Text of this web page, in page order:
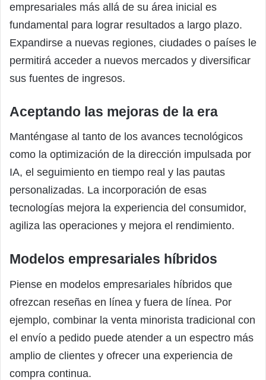
empresariales más allá de su área inicial es
fundamental para lograr resultados a largo plazo.
Expandirse a nuevas regiones, ciudades o países le
permitirá acceder a nuevos mercados y diversificar
sus fuentes de ingresos.
Aceptando las mejoras de la era
Manténgase al tanto de los avances tecnológicos
como la optimización de la dirección impulsada por
IA, el seguimiento en tiempo real y las pautas
personalizadas. La incorporación de esas
tecnologías mejora la experiencia del consumidor,
agiliza las operaciones y mejora el rendimiento.
Modelos empresariales híbridos
Piense en modelos empresariales híbridos que
ofrezcan reseñas en línea y fuera de línea. Por
ejemplo, combinar la venta minorista tradicional con
el envío a pedido puede atender a un espectro más
amplio de clientes y ofrecer una experiencia de
compra continua.